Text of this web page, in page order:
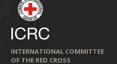
INTERNATIONAL COMMITTEE
OF THE RED CROSS